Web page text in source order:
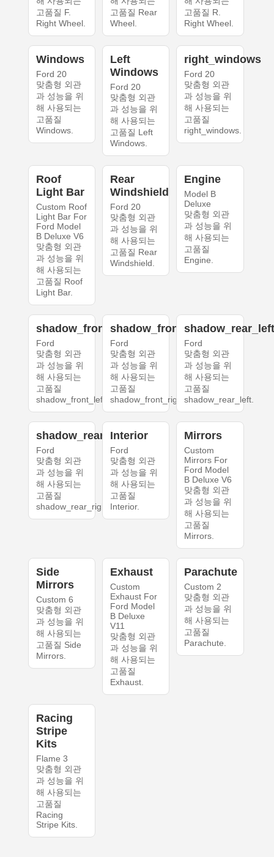
고품질 F.
Right Wheel.
고품질 Rear
Wheel.
고품질 R.
Right Wheel.
Windows
Ford 20
맞춤형 외관
과 성능을 위
해 사용되는
고품질
Windows.
Left
Windows
Ford 20
맞춤형 외관
과 성능을 위
해 사용되는
고품질 Left
Windows.
right_windows
Ford 20
맞춤형 외관
과 성능을 위
해 사용되는
고품질
right_windows.
Roof
Light Bar
Custom Roof
Light Bar For
Ford Model
B Deluxe V6
맞춤형 외관
과 성능을 위
해 사용되는
고품질 Roof
Light Bar.
Rear
Windshield
Ford 20
맞춤형 외관
과 성능을 위
해 사용되는
고품질 Rear
Windshield.
Engine
Model B
Deluxe
맞춤형 외관
과 성능을 위
해 사용되는
고품질
Engine.
shadow_front_left
Ford
맞춤형 외관
과 성능을 위
해 사용되는
고품질
shadow_front_left.
shadow_front_right
Ford
맞춤형 외관
과 성능을 위
해 사용되는
고품질
shadow_front_right.
Ford
맞춤형 외관
과 성능을 위
해 사용되는
고품질
shadow_rear_left.
shadow_rear_right
Ford
맞춤형 외관
과 성능을 위
해 사용되는
고품질
shadow_rear_right.
Interior
Ford
맞춤형 외관
과 성능을 위
해 사용되는
고품질
Interior.
Mirrors
Custom
Mirrors For
Ford Model
B Deluxe V6
맞춤형 외관
과 성능을 위
해 사용되는
고품질
Mirrors.
Side
Mirrors
Custom 6
맞춤형 외관
과 성능을 위
해 사용되는
고품질 Side
Mirrors.
Exhaust
Custom
Exhaust For
Ford Model
B Deluxe
V11
맞춤형 외관
과 성능을 위
해 사용되는
고품질
Exhaust.
Parachute
Custom 2
맞춤형 외관
과 성능을 위
해 사용되는
고품질
Parachute.
Racing
Stripe
Kits
Flame 3
맞춤형 외관
과 성능을 위
해 사용되는
고품질
Racing
Stripe Kits.